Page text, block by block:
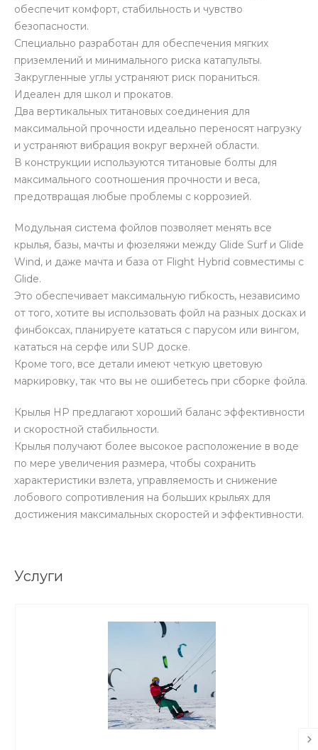
обеспечит комфорт, стабильность и чувство
безопасности.
Специально разработан для обеспечения мягких
приземлений и минимального риска катапульты.
Закругленные углы устраняют риск пораниться.
Идеален для школ и прокатов.
Два вертикальных титановых соединения для
максимальной прочности идеально переносят нагрузку
и устраняют вибрация вокруг верхней области.
В конструкции используются титановые болты для
максимального соотношения прочности и веса,
предотвращая любые проблемы с коррозией.
Модульная система фойлов позволяет менять все
крылья, базы, мачты и фюзеляжи между Glide Surf и Glide
Wind, и даже мачта и база от Flight Hybrid совместимы с
Glide.
Это обеспечивает максимальную гибкость, независимо
от того, хотите вы использовать фойл на разных досках и
финбоксах, планируете кататься с парусом или вингом,
кататься на серфе или SUP доске.
Кроме того, все детали имеют четкую цветовую
маркировку, так что вы не ошибетесь при сборке фойла.
Крылья HP предлагают хороший баланс эффективности
и скоростной стабильности.
Крылья получают более высокое расположение в воде
по мере увеличения размера, чтобы сохранить
характеристики взлета, управляемость и снижение
лобового сопротивления на больших крыльях для
достижения максимальных скоростей и эффективности.
Услуги